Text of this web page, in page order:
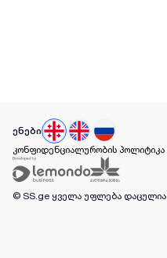
ენები
კონფიდენციალურობის პოლიტიკა
© SS.ge ყველა უფლება დაცულია